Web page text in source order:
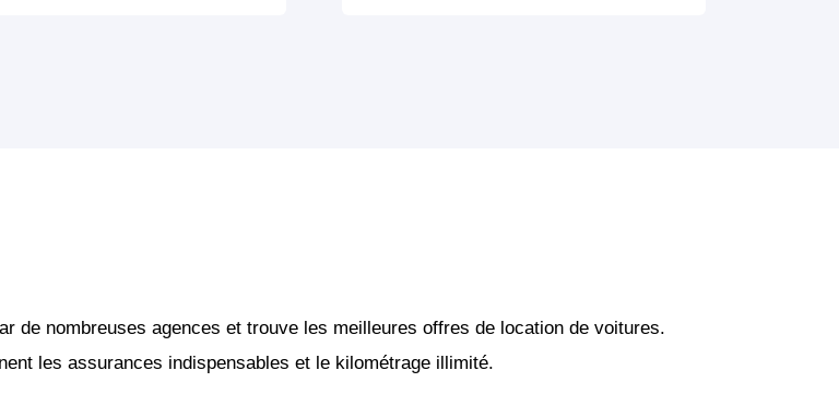
de nombreuses agences et trouve les meilleures offres de location de voitures.
les assurances indispensables et le kilométrage illimité.